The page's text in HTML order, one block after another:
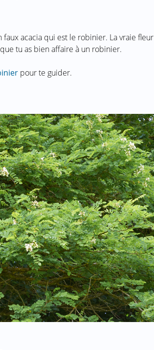
acacia qui est le robinier. La vraie fleur
tu as bien affaire à un robinier.
pour te guider.